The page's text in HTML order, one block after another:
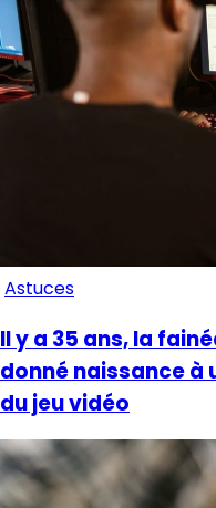
Astuces
Il y a 35 ans, la
donné naissance à
du jeu vidéo